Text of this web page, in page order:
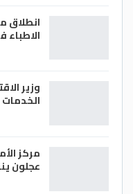
انطلاق
الاطباء
وزير
مركز
عجلون